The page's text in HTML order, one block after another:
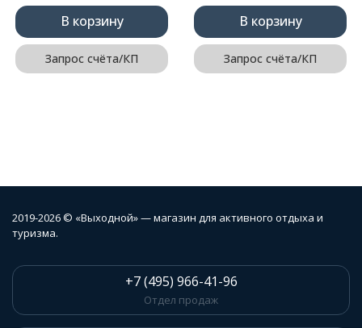
В корзину
Запрос счёта/КП
В корзину
Запрос счёта/КП
2019-2026 © «Выходной» — магазин для активного отдыха и
туризма.
+7 (495) 966-41-96
Отдел продаж